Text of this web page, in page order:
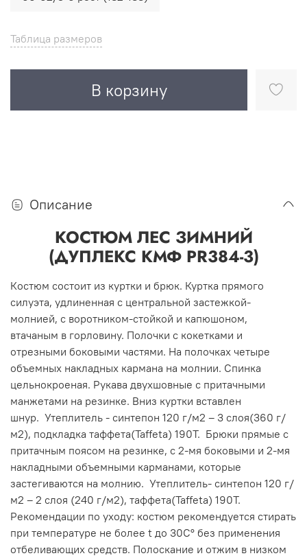
Таблица размеров
В корзину
Описание
КОСТЮМ ЛЕС ЗИМНИЙ
(ДУПЛЕКС КМФ PR384-3)
Костюм состоит из куртки и брюк. Куртка прямого
силуэта, удлиненная с центральной застежкой-
молнией, с воротником-стойкой и капюшоном,
втачаным в горловину. Полочки с кокетками и
отрезными боковыми частями. На полочках четыре
объемных накладных кармана на молнии. Спинка
цельнокроеная. Рукава двухшовные с притачными
манжетами на резинке. Вниз куртки вставлен
шнур. Утеплитель - синтепон 120 г/м2 – 3 слоя(360 г/
м2), подкладка таффета(Taffeta) 190Т. Брюки прямые с
притачным поясом на резинке, с 2-мя боковыми и 2-мя
накладными объемными карманами, которые
застегиваются на молнию. Утеплитель- синтепон 120 г/
м2 – 2 слоя (240 г/м2), таффета(Taffeta) 190Т.
Рекомендации по уходу: костюм рекомендуется стирать
при температуре не более t до 30С° без применения
отбеливающих средств. Полоскание и отжим в низком